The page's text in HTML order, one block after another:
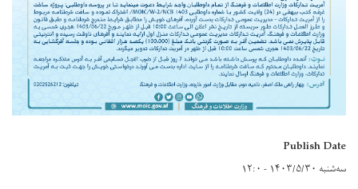
Publish Date
سه‌شنبه ۱۴۰۳/۵/۳۰ - ۱۲:۰